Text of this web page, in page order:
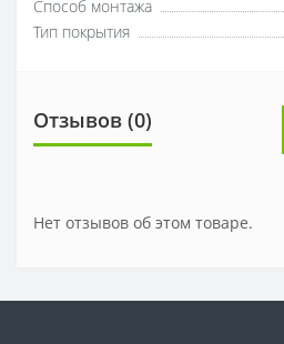
Способ монтажа
Тип покрытия
Отзывов (0)
Нет отзывов об этом товаре.